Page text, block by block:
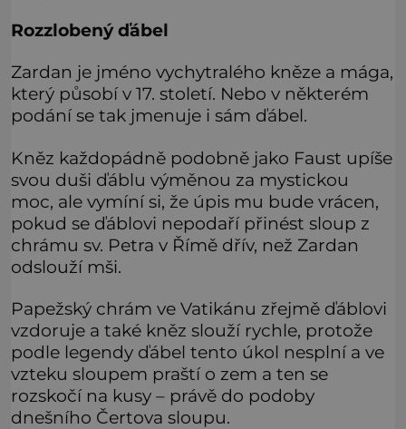
Rozzlobený ďábel
Zardan je jméno vychytralého kněze a mága,
který působí v 17. století. Nebo v některém
podání se tak jmenuje i sám ďábel.
Kněz každopádně podobně jako Faust upíše
svou duši ďáblu výměnou za mystickou
moc, ale vymíní si, že úpis mu bude vrácen,
pokud se ďáblovi nepodaří přinést sloup z
chrámu sv. Petra v Římě dřív, než Zardan
odslouží mši.
Papežský chrám ve Vatikánu zřejmě ďáblovi
vzdoruje a také kněz slouží rychle, protože
podle legendy ďábel tento úkol nesplní a ve
vzteku sloupem praští o zem a ten se
rozskočí na kusy – právě do podoby
dnešního Čertova sloupu.